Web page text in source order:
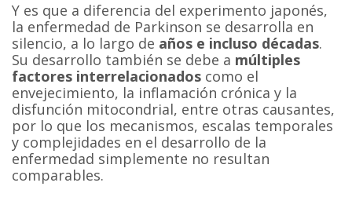
Y es que a diferencia del experimento japonés,
la enfermedad de Parkinson se desarrolla en
silencio, a lo largo de años e incluso décadas.
Su desarrollo también se debe a múltiples
factores interrelacionados como el
envejecimiento, la inflamación crónica y la
disfunción mitocondrial, entre otras causantes,
por lo que los mecanismos, escalas temporales
y complejidades en el desarrollo de la
enfermedad simplemente no resultan
comparables.